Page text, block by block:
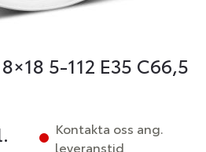
5-112 E35 C66,5
Kontakta oss ang.
leveranstid